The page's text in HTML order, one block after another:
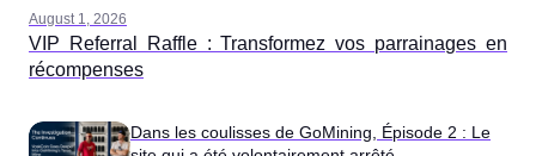
August 1, 2026
VIP Referral Raffle : Transformez vos parrainages en
récompenses
Dans les coulisses de GoMining, Épisode 2 : Le